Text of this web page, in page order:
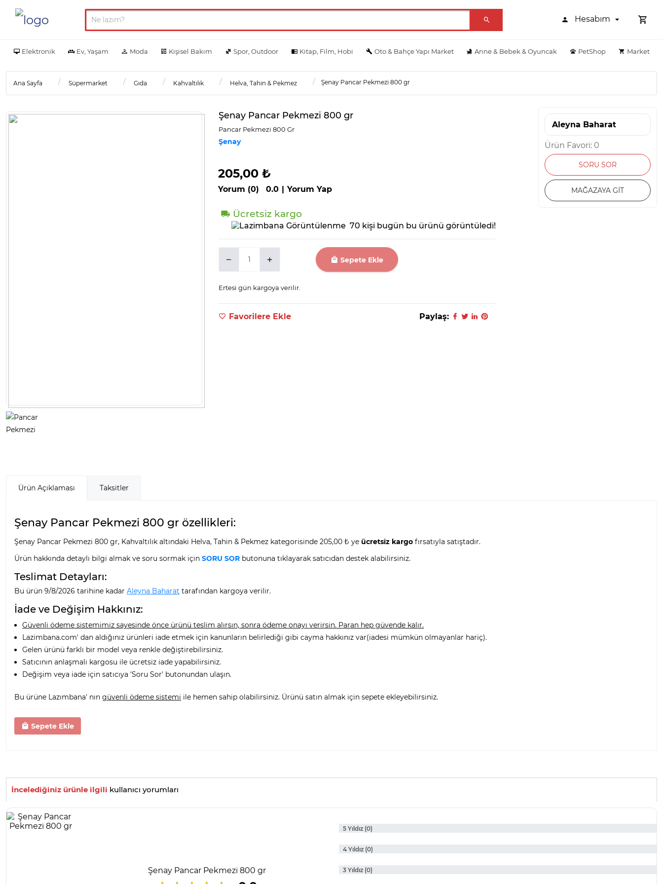
Hesabım
Elektronik Ev, Yaşam Moda Kişisel Bakım Spor, Outdoor Kitap, Film, Hobi Oto & Bahçe Yapı Market Anne & Bebek & Oyuncak PetShop Market
Ana Sayfa Süpermarket Gıda Kahvaltılık Helva, Tahin & Pekmez Şenay Pancar Pekmezi 800 gr
Şenay Pancar Pekmezi 800 gr
Pancar Pekmezi̇ 800 Gr
Şenay
205,00 ₺
Yorum (0) 0.0 | Yorum Yap
Aleyna Baharat
Ürün Favori: 0
SORU SOR
MAĞAZAYA GİT
Ücretsiz kargo
70 kişi bugün bu ürünü görüntüledi!
Sepete Ekle
Ertesi gün kargoya verilir.
Favorilere Ekle Paylaş:
Ürün Açıklaması Taksitler
Şenay Pancar Pekmezi 800 gr özellikleri:
Şenay Pancar Pekmezi 800 gr, Kahvaltılık altındaki Helva, Tahin & Pekmez kategorisinde 205,00 ₺ ye ücretsiz kargo fırsatıyla satıştadır.
Ürün hakkında detaylı bilgi almak ve soru sormak için SORU SOR butonuna tıklayarak satıcıdan destek alabilirsiniz.
Teslimat Detayları:
Bu ürün 9/8/2026 tarihine kadar Aleyna Baharat tarafından kargoya verilir.
İade ve Değişim Hakkınız:
Güvenli ödeme sistemimiz sayesinde önce ürünü teslim alırsın, sonra ödeme onayı verirsin. Paran hep güvende kalır.
Lazimbana.com' dan aldığınız ürünleri iade etmek için kanunların belirlediği gibi cayma hakkınız var(iadesi mümkün olmayanlar hariç).
Gelen ürünü farklı bir model veya renkle değiştirebilirsiniz.
Satıcının anlaşmalı kargosu ile ücretsiz iade yapabilirsiniz.
Değişim veya iade için satıcıya 'Soru Sor' butonundan ulaşın.
Bu ürüne Lazımbana' nın güvenli ödeme sistemi ile hemen sahip olabilirsiniz. Ürünü satın almak için sepete ekleyebilirsiniz.
Sepete Ekle
İncelediğiniz ürünle ilgili kullanıcı yorumları
Şenay Pancar Pekmezi 800 gr
5 Yıldız (0)
4 Yıldız (0)
3 Yıldız (0)